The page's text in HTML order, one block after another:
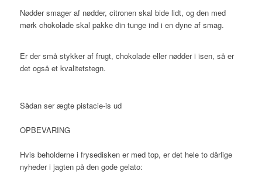
Nødder smager af nødder, citronen skal bide lidt, og den med
mørk chokolade skal pakke din tunge ind i en dyne af smag.
Er der små stykker af frugt, chokolade eller nødder i isen, så er
det også et kvalitetstegn.
Sådan ser ægte pistacie-is ud
OPBEVARING
Hvis beholderne i frysedisken er med top, er det hele to dårlige
nyheder i jagten på den gode gelato: